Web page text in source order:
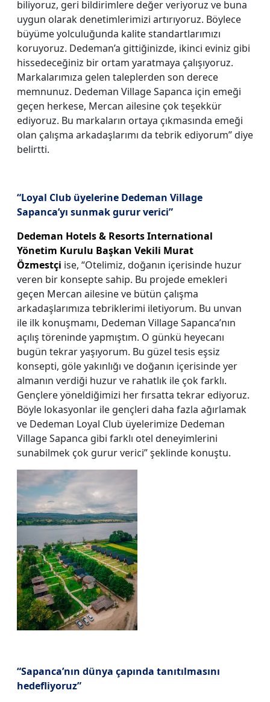
biliyoruz, geri bildirimlere değer veriyoruz ve buna
uygun olarak denetimlerimizi artırıyoruz. Böylece
büyüme yolculuğunda kalite standartlarımızı
koruyoruz. Dedeman’a gittiğinizde, ikinci eviniz gibi
hissedeceğiniz bir ortam yaratmaya çalışıyoruz.
Markalarımıza gelen taleplerden son derece
memnunuz. Dedeman Village Sapanca için emeği
geçen herkese, Mercan ailesine çok teşekkür
ediyoruz. Bu markaların ortaya çıkmasında emeği
olan çalışma arkadaşlarımı da tebrik ediyorum” diye
belirtti.
“Loyal Club üyelerine Dedeman Village
Sapanca’yı sunmak gurur verici”
Dedeman Hotels & Resorts International
Yönetim Kurulu Başkan Vekili Murat
Özmestçi ise, “Otelimiz, doğanın içerisinde huzur
veren bir konsepte sahip. Bu projede emekleri
geçen Mercan ailesine ve bütün çalışma
arkadaşlarımıza tebriklerimi iletiyorum. Bu unvan
ile ilk konuşmamı, Dedeman Village Sapanca’nın
açılış töreninde yapmıştım. O günkü heyecanı
bugün tekrar yaşıyorum. Bu güzel tesis eşsiz
konsepti, göle yakınlığı ve doğanın içerisinde yer
almanın verdiği huzur ve rahatlık ile çok farklı.
Gençlere yöneldiğimizi her fırsatta tekrar ediyoruz.
Böyle lokasyonlar ile gençleri daha fazla ağırlamak
ve Dedeman Loyal Club üyelerimize Dedeman
Village Sapanca gibi farklı otel deneyimlerini
sunabilmek çok gurur verici” şeklinde konuştu.
“Sapanca’nın dünya çapında tanıtılmasını
hedefliyoruz”